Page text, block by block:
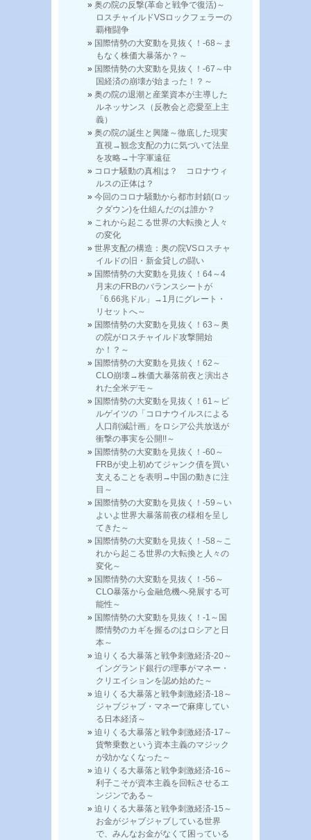
奥の院の反撃(革命と戦争で復活)～
ロスチャイルドVSロックフェラーの
覇権闘争
国際情勢の大変動を見抜く！-68～ま
もなく株価大暴落か？～
国際情勢の大変動を見抜く！-67～中
国経済の崩壊が始まった！？～
奥の院の退潮と産業資本が主導した
ルネッサンス（反教会と恋愛至上主
義）
奥の院の誕生と興隆～徹底した現実
直視→観念支配の力に気づいて法皇
を攻略→十字軍遠征
コロナ騒動の真相は？ コロナウィ
ルスの正体は？
今回のコロナ騒動から都市封鎖(ロッ
クダウン)を仕組んだのは誰か？
これから起こる世界の大転換と人々
の変化
世界支配の構造：奥の院VSロスチャ
イルドの旧・新金貸しの闘い
国際情勢の大変動を見抜く！64～4
月末のFRBのバランスシートが
「6.66兆ドル」→1月にグレート・
リセットへ～
国際情勢の大変動を見抜く！63～奥
の院がロスチャイルド攻撃開始
か！？～
国際情勢の大変動を見抜く！62～
CLO崩壊→株価大暴落前夜と演出さ
れた全米デモ～
国際情勢の大変動を見抜く！61～ビ
ルゲイツの「コロナウイルスによる
人口削減計画」をロシア公共放送が
衝撃の事実を公開!!～
国際情勢の大変動を見抜く！-60～
FRBが史上初めてジャンク債を買い
支えることを表明→中国の動きに注
目～
国際情勢の大変動を見抜く！-59～い
よいよ世界大暴落前夜の様相を呈し
てきた～
国際情勢の大変動を見抜く！-58～こ
れから起こる世界の大転換と人々の
変化～
国際情勢の大変動を見抜く！-56～
CLO暴落から金融危機へ発展する可
能性～
国際情勢の大変動を見抜く！-1～国
際情勢のカギを握るのはロシアと日
本～
迫りくる大暴落と戦争刺激経済-20～
イングランド銀行の理事がマネー・
クリエイションを認め始めた～
迫りくる大暴落と戦争刺激経済-18～
ジャブジャブ・マネーで麻痺してい
る日本経済～
迫りくる大暴落と戦争刺激経済-17～
貨幣乗数という資本主義のマジック
が効かなくなった～
迫りくる大暴落と戦争刺激経済-16～
利子こそが資本主義を回転させるエ
ンジンである～
迫りくる大暴落と戦争刺激経済-15～
お金がジャブジャブしている世界
で、みんなお金がなくて困っている